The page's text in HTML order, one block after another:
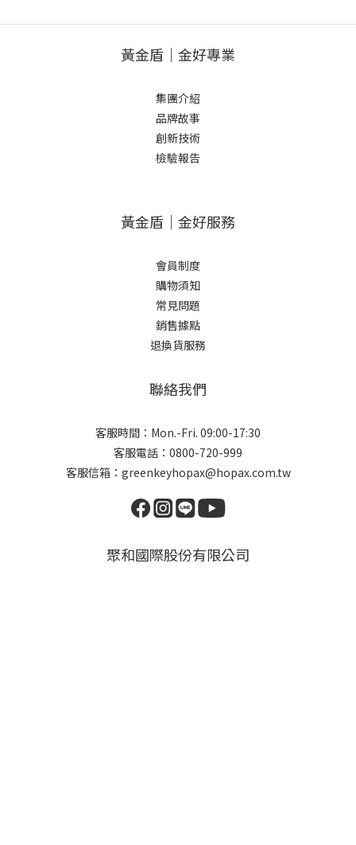
黃金盾｜金好專業
集團介紹
品牌故事
創新技術
檢驗報告
黃金盾｜金好服務
會員制度
購物須知
常見問題
銷售據點
退換貨服務
聯絡我們
客服時間：Mon.-Fri. 09:00-17:30
客服電話：0800-720-999
客服信箱：greenkeyhopax@hopax.com.tw
聚和國際股份有限公司